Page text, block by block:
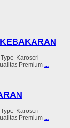
Type Karoseri
Premium ...
Type Karoseri
Premium ...